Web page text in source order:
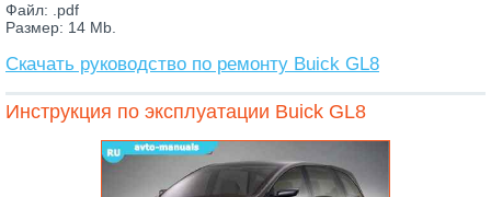
Файл: .pdf
Размер: 14 Mb.
Скачать руководство по ремонту Buick GL8
Инструкция по эксплуатации Buick GL8